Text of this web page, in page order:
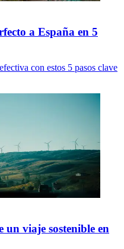
a España en 5
con estos 5 pasos clave
un viaje sostenible en